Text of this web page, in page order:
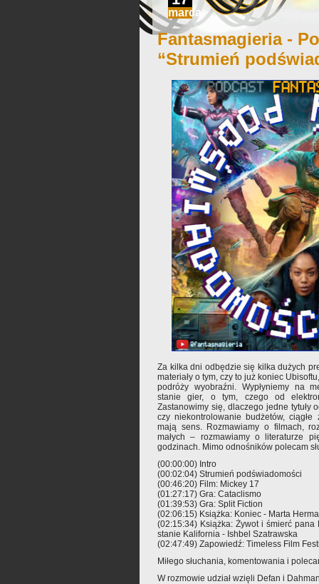
marca
Fantasmagieria -
“Strumień
Za kilka dni odbędzie się kilka dużych
materiały o tym, czy to już koniec
podróży wyobraźni. Wypłyniemy na
stanie gier, o tym, czego od
Zastanowimy się, dlaczego jedne tytuły
czy niekontrolowanie budżetów,
mają sens. Rozmawiamy o filmach,
małych – rozmawiamy o literaturze
godzinach. Mimo odnośników polecam
(00:00:00) Intro
(00:02:04) Strumień podświadomości
(00:46:20) Film: Mickey 17
(01:27:17) Gra: Cataclismo
(01:39:53) Gra: Split Fiction
(02:06:15) Książka: Koniec - Marta
(02:15:34) Książka: Żywot i śmierć
stanie Kalifornia - Ishbel Szatrawska
(02:47:49) Zapowiedź: Timeless Film
Miłego słuchania, komentowania i
W rozmowie udział wzięli Defan i